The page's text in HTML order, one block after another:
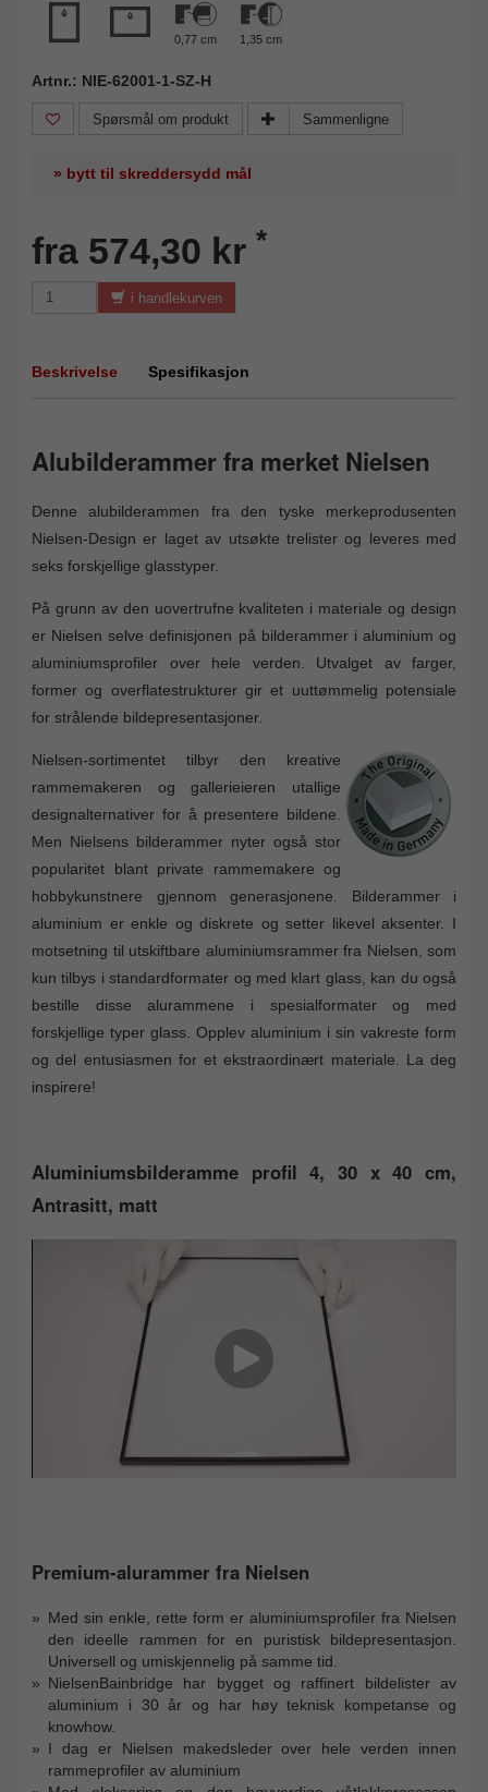
0,77 cm 1,35 cm
Artnr.: NIE-62001-1-SZ-H
Spørsmål om produkt Sammenligne
» bytt til skreddersydd mål
fra 574,30 kr *
i handlekurven
Beskrivelse Spesifikasjon
Alubilderammer fra merket Nielsen
Denne alubilderammen fra den tyske merkeprodusenten
Nielsen-Design er laget av utsøkte trelister og leveres med
seks forskjellige glasstyper.
På grunn av den uovertrufne kvaliteten i materiale og design
er Nielsen selve definisjonen på bilderammer i aluminium og
aluminiumsprofiler over hele verden. Utvalget av farger,
former og overflatestrukturer gir et uuttømmelig potensiale
for strålende bildepresentasjoner.
Nielsen-sortimentet tilbyr den kreative
rammemakeren og gallerieieren utallige
designalternativer for å presentere bildene.
Men Nielsens bilderammer nyter også stor
popularitet blant private rammemakere og
hobbykunstnere gjennom generasjonene. Bilderammer i
aluminium er enkle og diskrete og setter likevel aksenter. I
motsetning til utskiftbare aluminiumsrammer fra Nielsen, som
kun tilbys i standardformater og med klart glass, kan du også
bestille disse alurammene i spesialformater og med
forskjellige typer glass. Opplev aluminium i sin vakreste form
og del entusiasmen for et ekstraordinært materiale. La deg
inspirere!
Aluminiumsbilderamme profil 4, 30 x 40 cm,
Antrasitt, matt
Premium-alurammer fra Nielsen
Med sin enkle, rette form er aluminiumsprofiler fra Nielsen
den ideelle rammen for en puristisk bildepresentasjon.
Universell og umiskjennelig på samme tid.
NielsenBainbridge har bygget og raffinert bildelister av
aluminium i 30 år og har høy teknisk kompetanse og
knowhow.
I dag er Nielsen makedsleder over hele verden innen
rammeprofiler av aluminium